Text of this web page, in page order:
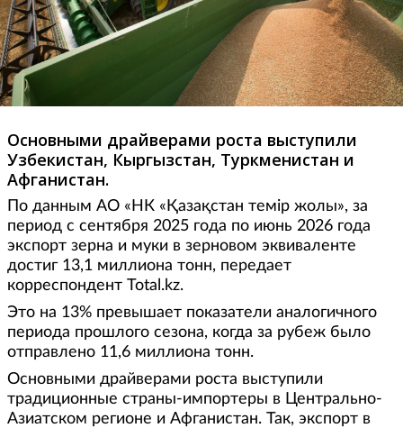
Основными драйверами роста выступили
Узбекистан, Кыргызстан, Туркменистан и
Афганистан.
По данным АО «НК «Қазақстан темір жолы», за
период с сентября 2025 года по июнь 2026 года
экспорт зерна и муки в зерновом эквиваленте
достиг 13,1 миллиона тонн, передает
корреспондент Total.kz.
Это на 13% превышает показатели аналогичного
периода прошлого сезона, когда за рубеж было
отправлено 11,6 миллиона тонн.
Основными драйверами роста выступили
традиционные страны-импортеры в Центрально-
Азиатском регионе и Афганистан. Так, экспорт в